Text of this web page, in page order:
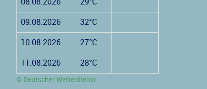
09.08.2026 32°C
10.08.2026 27°C
11.08.2026 28°C
© Deutscher Wetterdienst